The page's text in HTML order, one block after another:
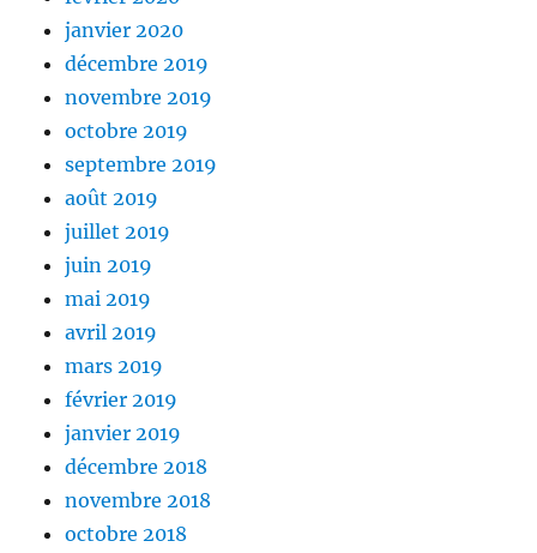
janvier 2020
décembre 2019
novembre 2019
octobre 2019
septembre 2019
août 2019
juillet 2019
juin 2019
mai 2019
avril 2019
mars 2019
février 2019
janvier 2019
décembre 2018
novembre 2018
octobre 2018